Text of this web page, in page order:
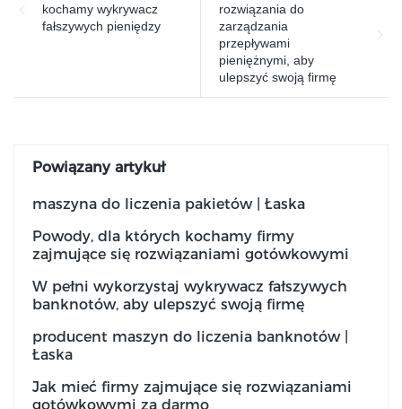
kochamy wykrywacz
fałszywych pieniędzy
rozwiązania do
zarządzania
przepływami
pieniężnymi, aby
ulepszyć swoją firmę
Powiązany artykuł
maszyna do liczenia pakietów | Łaska
Powody, dla których kochamy firmy
zajmujące się rozwiązaniami gotówkowymi
W pełni wykorzystaj wykrywacz fałszywych
banknotów, aby ulepszyć swoją firmę
producent maszyn do liczenia banknotów |
Łaska
Jak mieć firmy zajmujące się rozwiązaniami
gotówkowymi za darmo